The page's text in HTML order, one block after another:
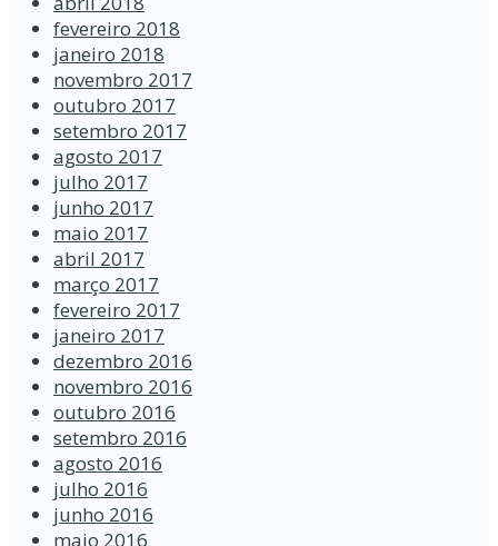
fevereiro 2018
janeiro 2018
novembro 2017
outubro 2017
setembro 2017
agosto 2017
julho 2017
junho 2017
maio 2017
abril 2017
março 2017
fevereiro 2017
janeiro 2017
dezembro 2016
novembro 2016
outubro 2016
setembro 2016
agosto 2016
julho 2016
junho 2016
maio 2016